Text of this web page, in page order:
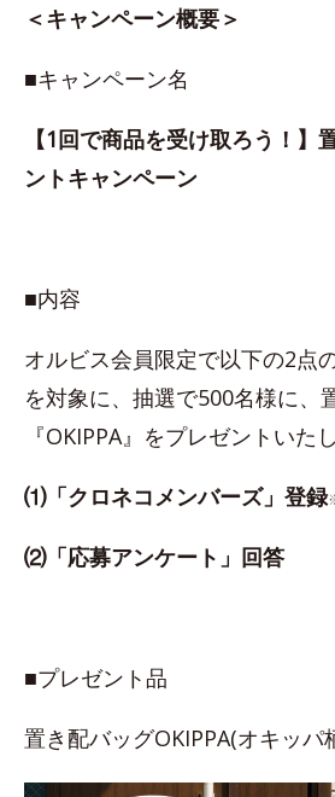
＜キャンペーン概要＞
■キャンペーン名
【1回で商品を受け取ろう！】
ントキャンペーン
■内容
オルビス会員限定で以下の2点
を対象に、抽選で500名様に、
『OKIPPA』をプレゼントいた
⑴「クロネコメンバーズ」登録
⑵「応募アンケート」回答
■プレゼント品
置き配バッグOKIPPA(オキッパ